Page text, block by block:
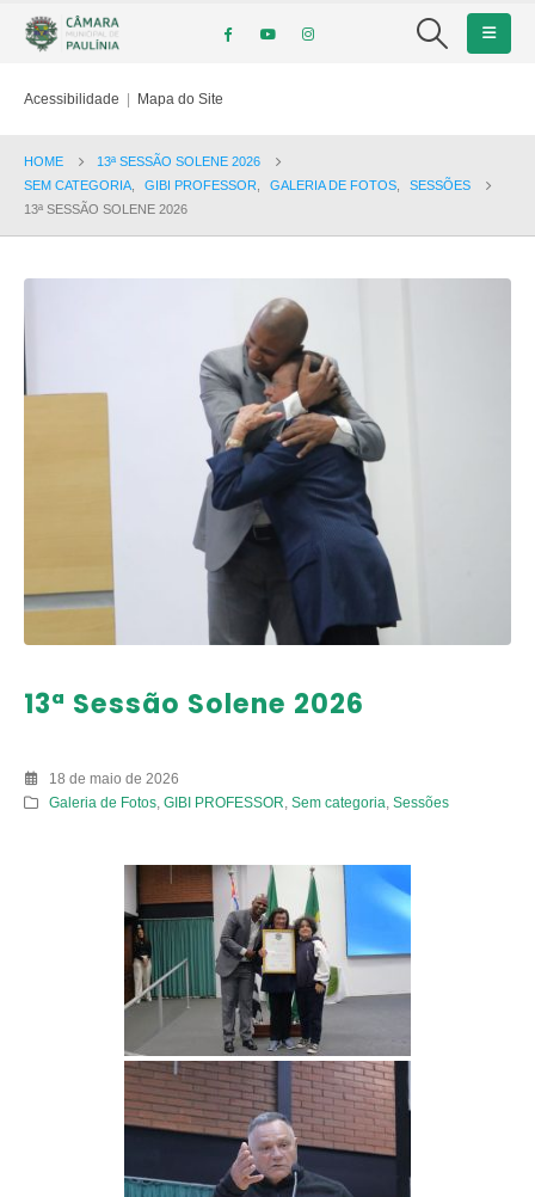
Acessibilidade | Mapa do Site
HOME
13ª SESSÃO SOLENE 2026
SEM CATEGORIA
GIBI PROFESSOR GALERIA DE FOTOS
SESSÕES
13ª SESSÃO SOLENE 2026
13ª Sessão Solene 2026
18 de maio de 2026
Galeria de Fotos, GIBI PROFESSOR Sem categoria Sessões